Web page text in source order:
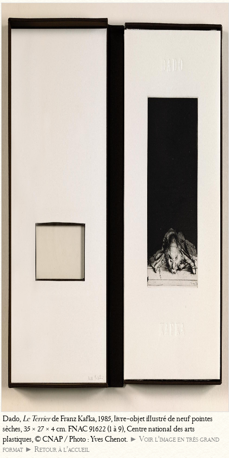
Dado, Le Terrierde Franz Kafka, 1985, livre-objet illustré de neuf pointes
sèches, 35 × 27 × 4 cm. FNAC 91622 (1 à 9), Centre national des arts
plastiques, © CNAP / Photo : Yves Chenot. ► Voir l’image en très grand
format ► Retour à l’accueil